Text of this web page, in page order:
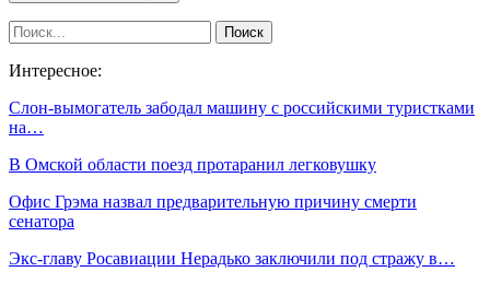
Интересное:
Слон-вымогатель забодал машину с российскими туристками
на…
В Омской области поезд протаранил легковушку
Офис Грэма назвал предварительную причину смерти
сенатора
Экс-главу Росавиации Нерадько заключили под стражу в…